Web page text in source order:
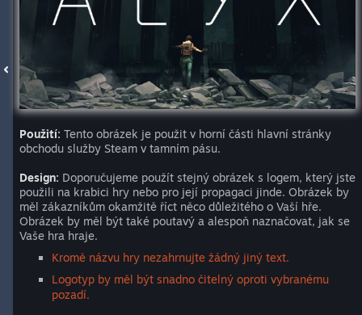
Použití: Tento obrázek je použit v horní části hlavní stránky
obchodu služby Steam v tamním pásu.
Design: Doporučujeme použít stejný obrázek s logem, který jste
použili na krabici hry nebo pro její propagaci jinde. Obrázek by
měl zákazníkům okamžitě říct něco důležitého o Vaší hře.
Obrázek by měl být také poutavý a alespoň naznačovat, jak se
Vaše hra hraje.
Kromě názvu hry nezahrnujte žádný jiný text.
Logotyp by měl být snadno čitelný oproti vybranému
pozadí.